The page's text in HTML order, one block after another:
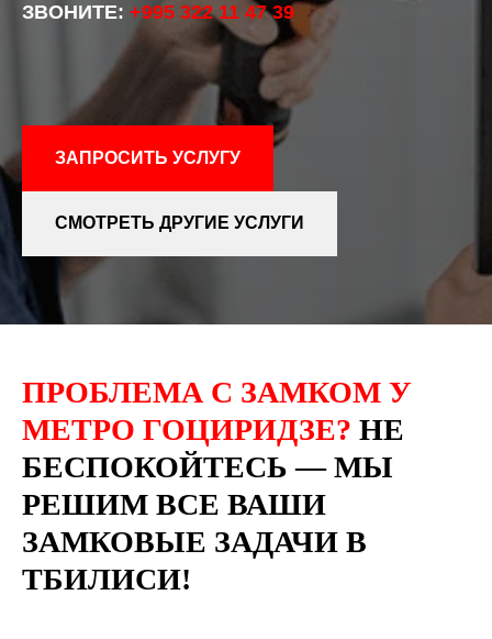
ЗВОНИТЕ: +995 322 11 47 39
ЗАПРОСИТЬ УСЛУГУ
СМОТРЕТЬ ДРУГИЕ УСЛУГИ
ПРОБЛЕМА С ЗАМКОМ У
МЕТРО ГОЦИРИДЗЕ? НЕ
БЕСПОКОЙТЕСЬ — МЫ
РЕШИМ ВСЕ ВАШИ
ЗАМКОВЫЕ ЗАДАЧИ В
ТБИЛИСИ!